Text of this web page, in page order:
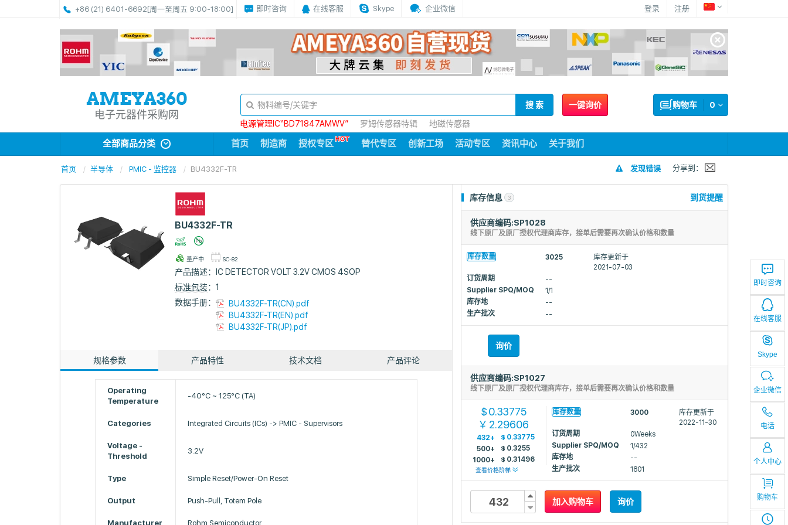
+86 (21) 6401-6692[周一至周五 9:00-18:00] 即时咨询 在线客服 Skype 企业微信 登录 注册
即时咨询
在线客服
Skype
企业微信
电话
个人中心
购物车
电子元器件采购网
一键询价 0
购物车
搜 索
电源管理IC“BD71847AMWV”
罗姆传感器特辑 地磁传感器
全部商品分类 首页 制造商 授权专区 替代专区 创新工场 活动专区 资讯中心 关于我们
首页 半导体 PMIC - 监控器 BU4332F-TR 发现错误 分享到：
BU4332F-TR
量产中 SC-82
产品描述：
IC DETECTOR VOLT 3.2V CMOS 4SOP
标准包装：1
数据手册：
BU4332F-TR(CN).pdf
BU4332F-TR(EN).pdf
BU4332F-TR(JP).pdf
规格参数 产品特性 技术文档 产品评论
Operating
Temperature
-40°C ~ 125°C (TA)
Categories Integrated Circuits (ICs) -> PMIC - Supervisors
Voltage -
Threshold
3.2V
Type Simple Reset/Power-On Reset
Output Push-Pull, Totem Pole
Manufacturer Rohm Semiconductor
库存信息 3 到货提醒
供应商编码:SP1028
线下原厂及原厂授权代理商库存，接单后需要再次确认价格和数量
库存数量 3025
库存更新于
2021-07-03
订货周期
--
Supplier SPQ/MOQ
1/1
库存地
--
生产批次
--
询价
供应商编码:SP1027
线下原厂及原厂授权代理商库存，接单后需要再次确认价格和数量
$0.33775
￥ 2.29606
查看价格阶梯
432+ $ 0.33775
500+
$ 0.3255
1000+
$ 0.31496
库存数量 3000
库存更新于
2022-11-30
订货周期
0Weeks
Supplier SPQ/MOQ
1/432
库存地
--
生产批次
1801
加入购物车 询价